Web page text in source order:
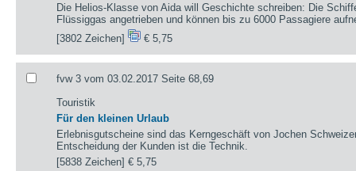
Die Helios-Klasse von Aida will Geschichte schreiben: Die
Flüssiggas angetrieben und können bis zu 6000 Passagiere
[3802 Zeichen]
€ 5,75
fvw 3 vom 03.02.2017 Seite 68,69
Touristik
Für den kleinen Urlaub
Erlebnisgutscheine sind das Kerngeschäft von Jochen
Entscheidung der Kunden ist die Technik.
[5838 Zeichen]€ 5,75